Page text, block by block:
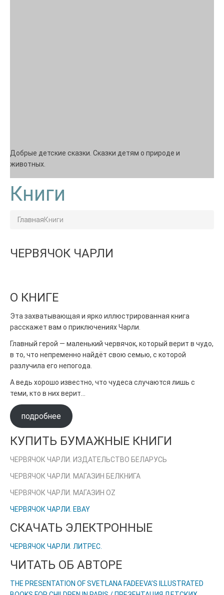
Добрые детские сказки. Сказки детям о природе и
животных.
Книги
ГлавнаяКниги
ЧЕРВЯЧОК ЧАРЛИ
О КНИГЕ
Эта захватывающая и ярко иллюстрированная книга
расскажет вам о приключениях Чарли.
Главный герой — маленький червячок, который верит в чудо,
в то, что непременно найдёт свою семью, с которой
разлучила его непогода.
А ведь хорошо известно, что чудеса случаются лишь с
теми, кто в них верит…
подробнее
КУПИТЬ БУМАЖНЫЕ КНИГИ
ЧЕРВЯЧОК ЧАРЛИ. ИЗДАТЕЛЬСТВО БЕЛАРУСЬ
ЧЕРВЯЧОК ЧАРЛИ. МАГАЗИН БЕЛКНИГА
ЧЕРВЯЧОК ЧАРЛИ. МАГАЗИН OZ
ЧЕРВЯЧОК ЧАРЛИ. EBAY
СКАЧАТЬ ЭЛЕКТРОННЫЕ
ЧЕРВЯЧОК ЧАРЛИ. ЛИТРЕС.
ЧИТАТЬ ОБ АВТОРЕ
THE PRESENTATION OF SVETLANA FADEEVA’S ILLUSTRATED